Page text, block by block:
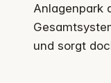
Anlagenpark
und sorgt